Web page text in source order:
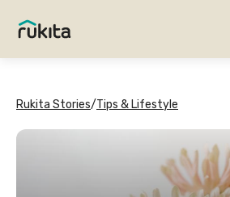
Rukita Stories/Tips & Lifestyle